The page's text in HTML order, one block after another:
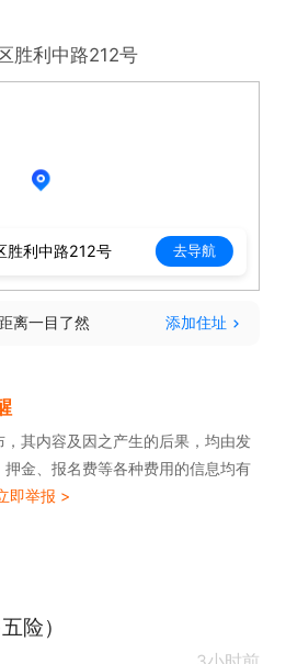
胜利中路212号
胜利中路212号 去导航
离一目了然 添加住址
其内容及因之产生的后果，均由发
金、报名费等各种费用的信息均有
即举报 >
险）